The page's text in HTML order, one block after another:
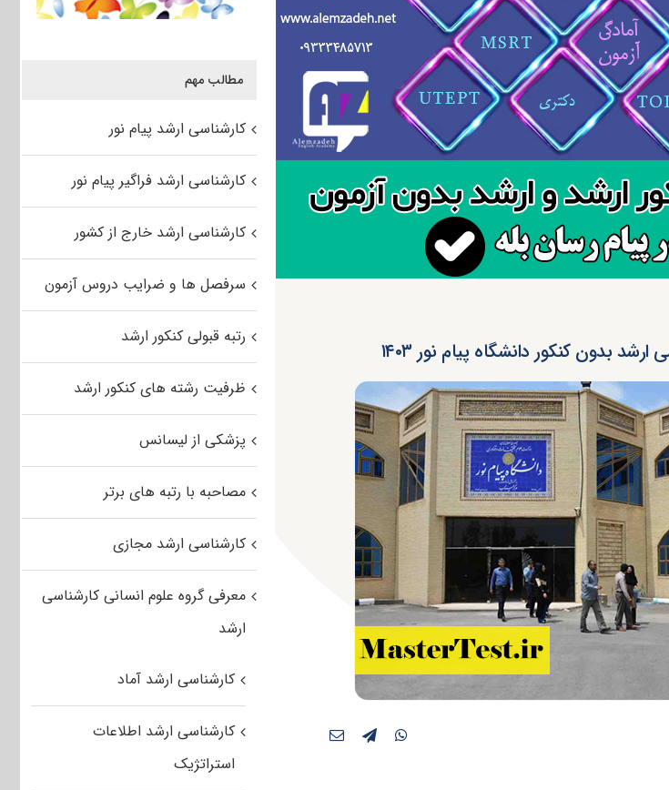
بدون کنکور دانشگاه پیام نور ۱۴۰۳
مطالب مهم
کارشناسی ارشد پیام نور
کارشناسی ارشد فراگیر پیام نور
کارشناسی ارشد خارج از کشور
سرفصل ها و ضرایب دروس آزمون
رتبه قبولی کنکور ارشد
ظرفیت رشته های کنکور ارشد
پزشکی از لیسانس
مصاحبه با رتبه های برتر
کارشناسی ارشد مجازی
معرفی گروه علوم انسانی کارشناسی
ارشد
کارشناسی ارشد آماد
کارشناسی ارشد اطلاعات
استراتژیک